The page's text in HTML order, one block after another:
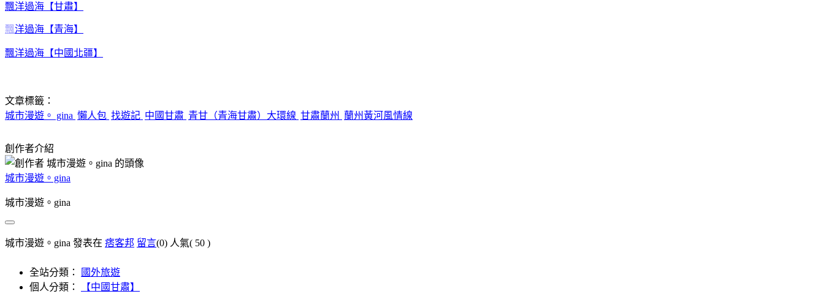
飄洋過海【甘肅】
飄洋過海【青海】
飄洋過海【中國北疆】
文章標籤：
城市漫遊。 gina 懶人包 找遊記 中國甘肅 青甘（青海甘肅）大環線 甘肅蘭州 蘭州黃河風情線
創作者介紹
城市漫遊。gina
城市漫遊。gina
城市漫遊。gina 發表在 痞客邦 留言(0) 人氣( 50 )
全站分類：
國外旅遊
個人分類：
【中國甘肅】